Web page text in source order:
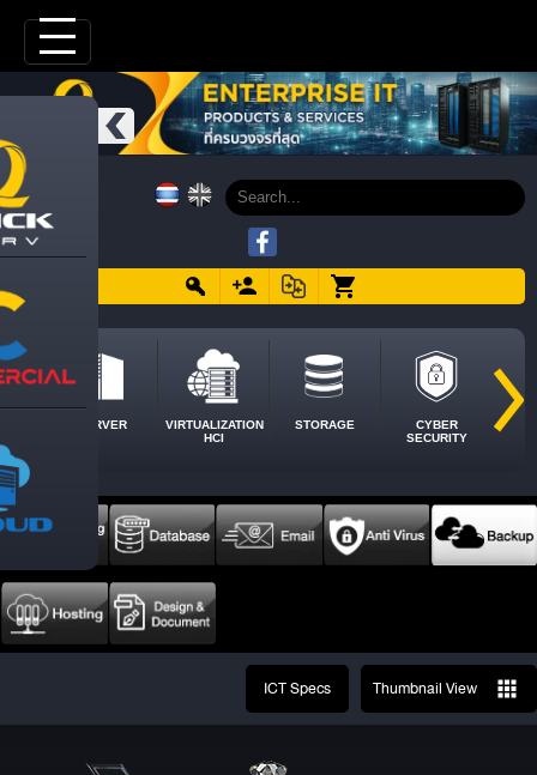
SERVER
VIRTUALIZATION
HCI
STORAGE
CYBER
SECURITY
ICT Specs Thumbnail View